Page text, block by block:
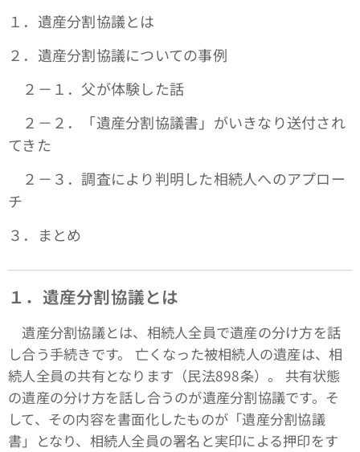
１．遺産分割協議とは
２．遺産分割協議についての事例
２－１．父が体験した話
２－２．「遺産分割協議書」がいきなり送付され
てきた
２－３．調査により判明した相続人へのアプロー
チ
３．まとめ
１．遺産分割協議とは
遺産分割協議とは、相続人全員で遺産の分け方を話
し合う手続きです。 亡くなった被相続人の遺産は、相
続人全員の共有となります（民法898条）。 共有状態
の遺産の分け方を話し合うのが遺産分割協議です。そ
して、その内容を書面化したものが「遺産分割協議
書」となり、相続人全員の署名と実印による押印をす